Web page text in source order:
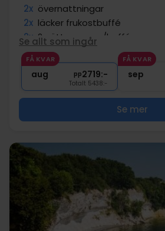
2x övernattningar
2x läcker frukostbuffé
2x 2-rättersmeny/buffé
2x kaffe att ta med
2x Gratis parkering vid hotellet
Se allt som ingår
FÅ KVAR
aug pp2719:-
Totalt 5438:-
FÅ KVAR
sep
Se mer